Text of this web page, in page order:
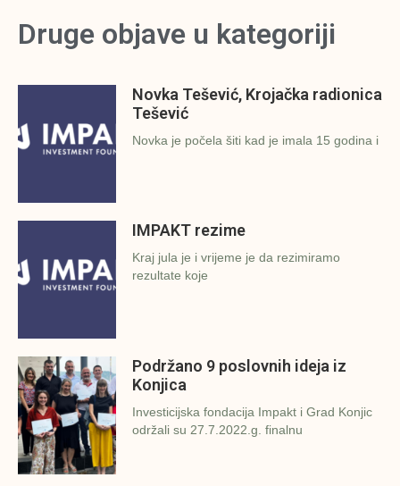
Druge objave u kategoriji
Novka Tešević, Krojačka radionica
Tešević
Novka je počela šiti kad je imala 15 godina i
IMPAKT rezime
Kraj jula je i vrijeme je da rezimiramo
rezultate koje
Podržano 9 poslovnih ideja iz
Konjica
Investicijska fondacija Impakt i Grad Konjic
održali su 27.7.2022.g. finalnu